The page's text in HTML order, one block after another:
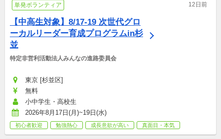
単発ボランティア 12日前
【中高生対象】8/17-19 次世代グロ
ーカルリーダー育成プログラムin杉
並
特定非営利活動法人みんなの進路委員会
東京 [杉並区]
無料
小中学生・高校生
2026年8月17日(月)~19日(水)
初心者歓迎 勉強熱心 成長意欲が高い 真面目・本気